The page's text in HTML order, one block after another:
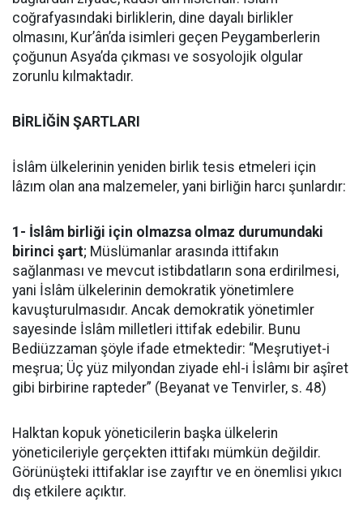
coğrafyasındaki birliklerin, dine dayalı birlikler
olmasını, Kur’ân’da isimleri geçen Peygamberlerin
çoğunun Asya’da çıkması ve sosyolojik olgular
zorunlu kılmaktadır.
BİRLİĞİN ŞARTLARI
İslâm ülkelerinin yeniden birlik tesis etmeleri için
lâzım olan ana malzemeler, yani birliğin harcı şunlardır:
1- İslâm birliği için olmazsa olmaz durumundaki
birinci şart; Müslümanlar arasında ittifakın
sağlanması ve mevcut istibdatların sona erdirilmesi,
yani İslâm ülkelerinin demokratik yönetimlere
kavuşturulmasıdır. Ancak demokratik yönetimler
sayesinde İslâm milletleri ittifak edebilir. Bunu
Bediüzzaman şöyle ifade etmektedir: “Meşrutiyet-i
meşrua; Üç yüz milyondan ziyade ehl-i İslâmı bir aşîret
gibi birbirine rapteder” (Beyanat ve Tenvirler, s. 48)
Halktan kopuk yöneticilerin başka ülkelerin
yöneticileriyle gerçekten ittifakı mümkün değildir.
Görünüşteki ittifaklar ise zayıftır ve en önemlisi yıkıcı
dış etkilere açıktır.